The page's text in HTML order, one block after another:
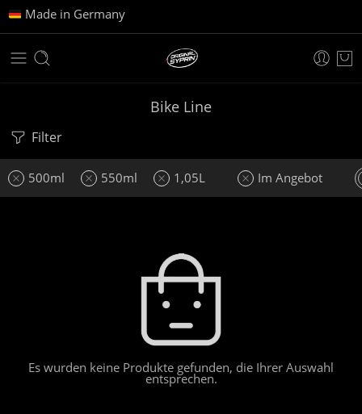
Made in Germany
Bike Line
Filter
500ml 550ml 1,05L Im Angebot
Es wurden keine Produkte gefunden, die Ihrer Auswahl
entsprechen.